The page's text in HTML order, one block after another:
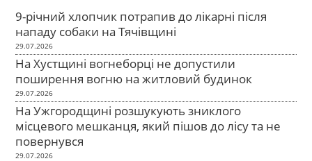
9-річний хлопчик потрапив до лікарні після
нападу собаки на Тячівщині
29.07.2026
На Хустщині вогнеборці не допустили
поширення вогню на житловий будинок
29.07.2026
На Ужгородщині розшукують зниклого
місцевого мешканця, який пішов до лісу та не
повернувся
29.07.2026